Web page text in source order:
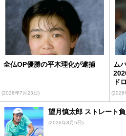
全仏OP優勝の平木理化が逮捕
(2026年7月23日)
ム
ド
(2026
望月慎太郎 ストレート
(2026年8月5日)